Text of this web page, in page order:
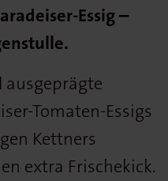
Essig –
Tomaten-Essigs
Kettners
extra Frischekick.